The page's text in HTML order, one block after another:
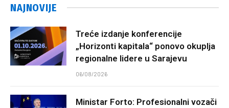
NAJNOVIJE
Treće izdanje konferencije
„Horizonti kapitala“ ponovo okuplja
regionalne lidere u Sarajevu
06/08/2026
Ministar Forto: Profesionalni vozači